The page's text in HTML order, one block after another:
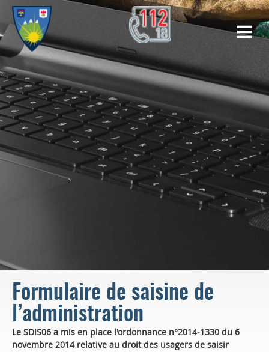
Formulaire de saisine de
l’administration
Le SDIS06 a mis en place l'ordonnance n°2014-1330 du 6
novembre 2014 relative au droit des usagers de saisir